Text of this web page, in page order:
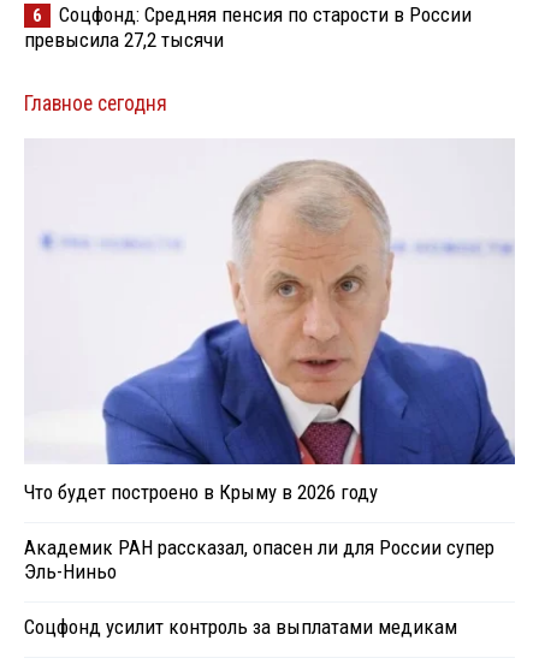
6
Соцфонд: Средняя пенсия по старости в России
превысила 27,2 тысячи
Главное сегодня
Что будет построено в Крыму в 2026 году
Академик РАН рассказал, опасен ли для России супер
Эль-Ниньо
Соцфонд усилит контроль за выплатами медикам